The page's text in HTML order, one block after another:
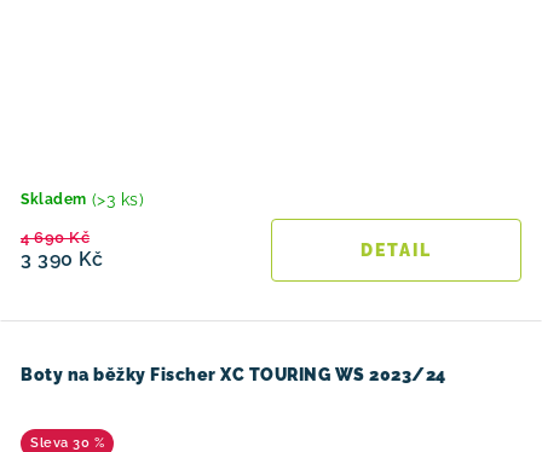
Skladem (>3 ks)
3 390 Kč
4 690 Kč
Boty na běžky Fischer XC TOURING WS 2023/24
30 %